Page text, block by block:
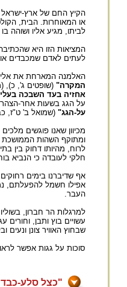
הקיץ החם של ארץ-ישראל
או המאוחרות. הבית,
לביתו, מגיע אליו ושוהה
המציאות הזו היא
לעתים לאדם שמכבדים
האלמנה המארחת את
המקרה" (שופטים ג', כ),
אחזיה בעד השבכה
על הגג בשעות אחר-
על-הגג" (שמואל ב' ט"ז,
מכיוון שאנו פוגשים
ומתוקף השהות הממושכת
לרוח, מהיותו דחוק בין
חלקי לעובדה כי הנביא
אף שדיברנו בימים
אפילו חשמל להפעלתם,
העבר.
למרגלות הר חברון,
עשויים בוץ ותבן,
שבחוץ האוויר צונן ונעים
סוכות על גגות אפשר
"כצל סלע-